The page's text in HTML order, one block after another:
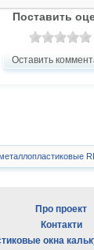
Поставить
Оставить
Про проект
Контакти
окна